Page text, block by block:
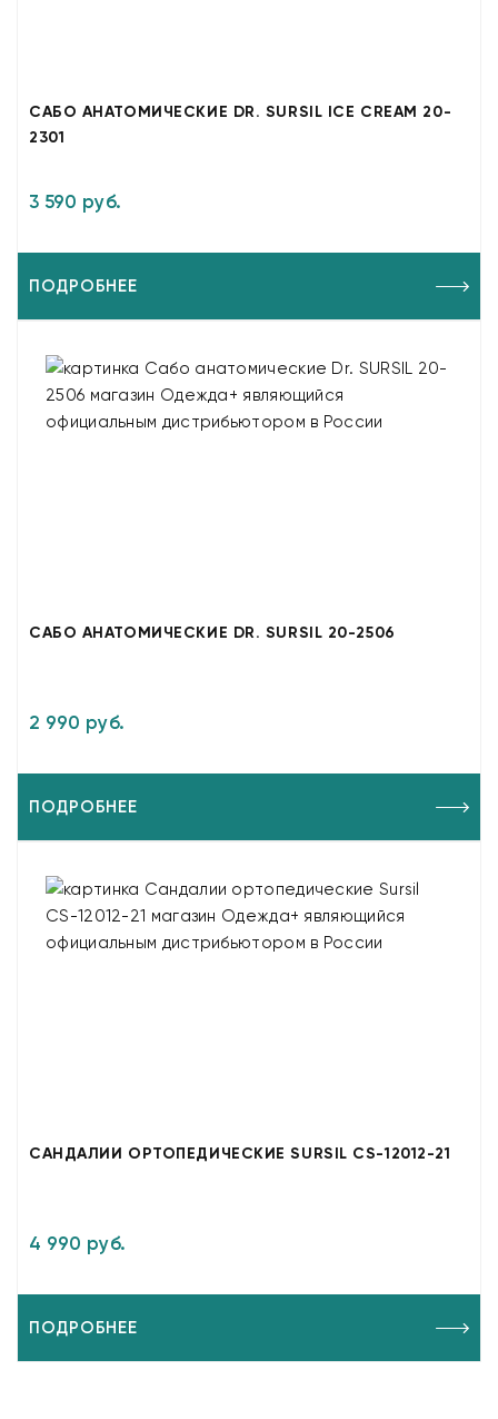
САБО АНАТОМИЧЕСКИЕ DR. SURSIL ICE CREAM 20-
2301
3 590 руб.
ПОДРОБНЕЕ
САБО АНАТОМИЧЕСКИЕ DR. SURSIL 20-2506
2 990 руб.
ПОДРОБНЕЕ
САНДАЛИИ ОРТОПЕДИЧЕСКИЕ SURSIL CS-12012-21
4 990 руб.
ПОДРОБНЕЕ